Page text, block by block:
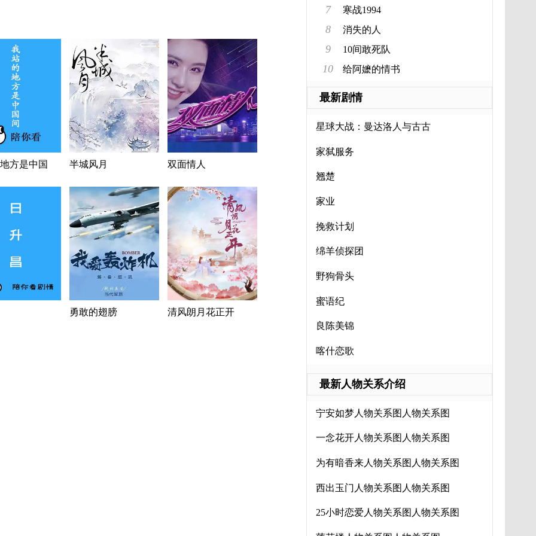
方是中国 半城风月 双面情人
勇敢的翅膀 清风朗月花正开
7 寒战1994
8 消失的人
9 10间敢死队
10 给阿嬷的情书
最新剧情
星球大战：曼达洛人与古古
家弑服务
翘楚
家业
挽救计划
绵羊侦探团
野狗骨头
蜜语纪
良陈美锦
喀什恋歌
最新人物关系介绍
宁安如梦人物关系图人物关系图
一念花开人物关系图人物关系图
为有暗香来人物关系图人物关系图
西出玉门人物关系图人物关系图
25小时恋爱人物关系图人物关系图